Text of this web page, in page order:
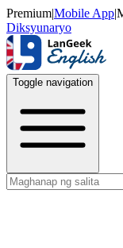
Premium|Mobile App|
Diksyunaryo
Toggle navigation